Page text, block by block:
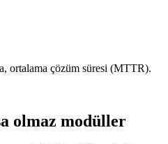
ortalama çözüm süresi (MTTR).
olmaz modüller